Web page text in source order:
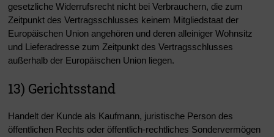
gesetzliche Widerrufsrecht nicht bei Verbrauchern, die zum
Zeitpunkt des Vertragsschlusses keinem Mitgliedstaat der
Europäischen Union angehören und deren alleiniger Wohnsitz
und Lieferadresse zum Zeitpunkt des Vertragsschlusses
außerhalb der Europäischen Union liegen.
13) Gerichtsstand
Handelt der Kunde als Kaufmann, juristische Person des
öffentlichen Rechts oder öffentlich-rechtliches Sondervermögen